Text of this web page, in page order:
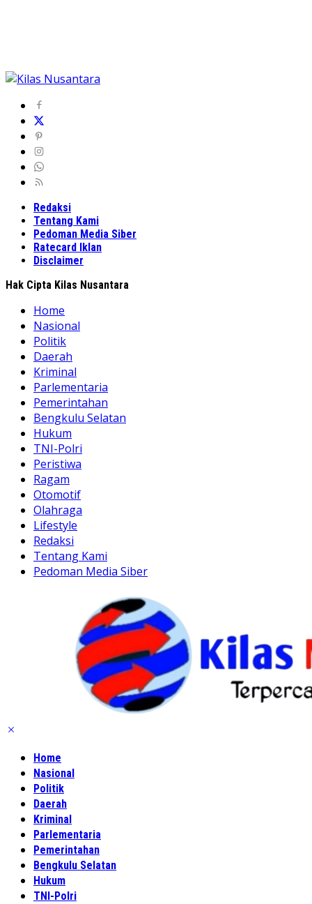
Redaksi
Tentang Kami
Pedoman Media Siber
Ratecard Iklan
Disclaimer
Hak Cipta Kilas Nusantara
Home
Nasional
Politik
Daerah
Kriminal
Parlementaria
Pemerintahan
Bengkulu Selatan
Hukum
TNI-Polri
Peristiwa
Ragam
Otomotif
Olahraga
Lifestyle
Redaksi
Tentang Kami
Pedoman Media Siber
Home
Nasional
Politik
Daerah
Kriminal
Parlementaria
Pemerintahan
Bengkulu Selatan
Hukum
TNI-Polri